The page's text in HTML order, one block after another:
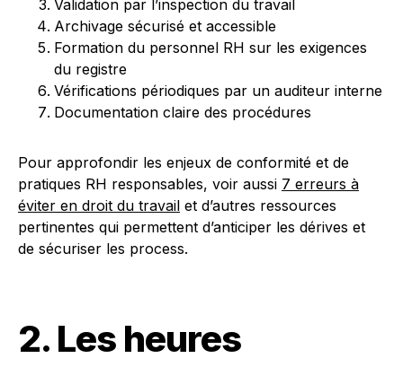
Validation par l’inspection du travail
Archivage sécurisé et accessible
Formation du personnel RH sur les exigences
du registre
Vérifications périodiques par un auditeur interne
Documentation claire des procédures
Pour approfondir les enjeux de conformité et de
pratiques RH responsables, voir aussi 7 erreurs à
éviter en droit du travail et d’autres ressources
pertinentes qui permettent d’anticiper les dérives et
de sécuriser les process.
2. Les heures